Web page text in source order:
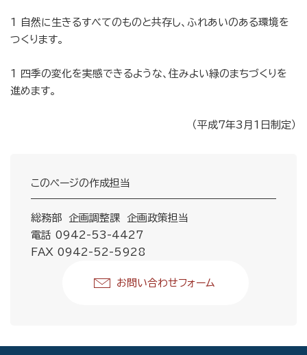
1 自然に生きるすべてのものと共存し、ふれあいのある環境を
つくります。
1 四季の変化を実感できるような、住みよい緑のまちづくりを
進めます。
（平成7年3月1日制定）
このページの作成担当
総務部 企画調整課 企画政策担当
電話 0942-53-4427
FAX 0942-52-5928
お問い合わせフォーム